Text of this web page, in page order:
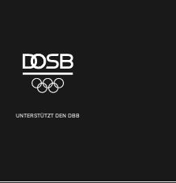
UNTERSTÜTZT DEN DBB